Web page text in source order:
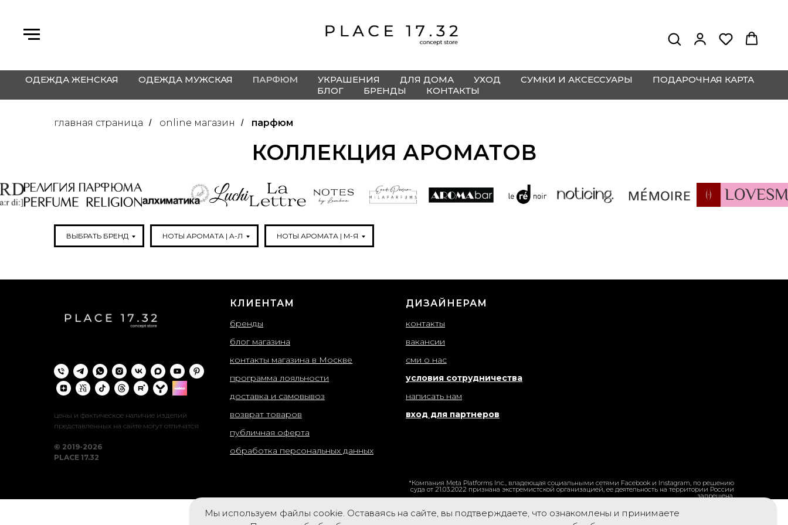
ОДЕЖДА ЖЕНСКАЯ ОДЕЖДА МУЖСКАЯ ПАРФЮМ УКРАШЕНИЯ ДЛЯ ДОМА УХОД СУМКИ И АКСЕССУАРЫ
ПОДАРОЧНАЯ КАРТА
БЛОГ
БРЕНДЫ КОНТАКТЫ
главная страница / online магазин / парфюм
КОЛЛЕКЦИЯ АРОМАТОВ
ВЫБРАТЬ БРЕНД НОТЫ АРОМАТА | A-Л НОТЫ АРОМАТА | М-Я
цены и фактическое наличие изделий
представленных на сайте могут отличатся
© 2019-2026
PLACE 17.32
КЛИЕНТАМ
бренды
блог магазина
контакты магазина в Москве
программа лояльности
доставка и самовывоз
возврат товаров
публичная оферта
обработка персональных данных
ДИЗАЙНЕРАМ
контакты
вакансии
сми о нас
условия сотрудничества
написать нам
вход для партнеров
*Компания Meta Platforms Inc., владеющая социальными сетями Facebook и Instagram, по решению
суда от 21.03.2022 признана экстремистской организацией, ее деятельность на территории России
запрещена.
Мы используем файлы cookie. Оставаясь на сайте, вы подтверждаете, что ознакомлены и принимаете